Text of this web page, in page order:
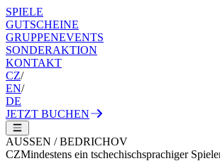
SPIELE
GUTSCHEINE
GRUPPENEVENTS
SONDERAKTION
KONTAKT
CZ/
EN/
DE
JETZT BUCHEN
AUSSEN /BEDRICHOV
CZMindestens ein tschechischsprachiger